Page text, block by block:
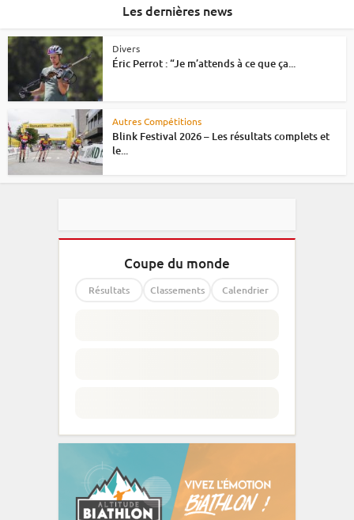
Les dernières news
Divers
Éric Perrot : “Je m’attends à ce que ça...
Autres Compétitions
Blink Festival 2026 – Les résultats complets et
le...
Coupe du monde
Résultats Classements Calendrier